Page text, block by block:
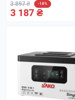
3 897 ₴ -18%
3 187 ₴